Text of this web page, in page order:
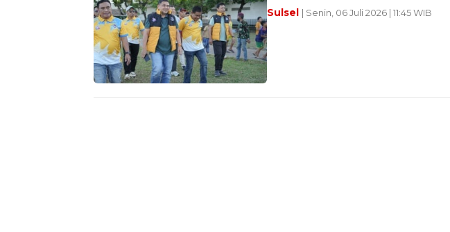
Sulsel | Senin, 06 Juli 2026 | 11:45 WIB